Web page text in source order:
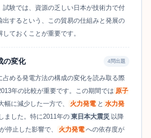
試験では、資源の乏しい日本が技術力で付
出するという、この貿易の仕組みと発展の
ておくことが重要です。
の変化 4問出題
占める発電方法の構成の変化を読み取る際
年の比較が重要です。この期間では 原子
幅に減少した一方で、 火力発電 と 水力発
ました。特に2011年の 東日本大震災 以降
停止した影響で、 火力発電 への依存度が